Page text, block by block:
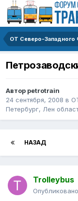
Автор petrotrain
24 сентября, 2008 в
Петербург, Лен
НАЗАД
Trolleybus
Опубликовано